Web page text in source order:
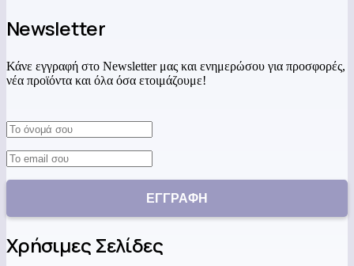
Newsletter
Κάνε εγγραφή στο Newsletter μας και ενημερώσου για προσφορές,
νέα προϊόντα και όλα όσα ετοιμάζουμε!
Χρήσιμες Σελίδες